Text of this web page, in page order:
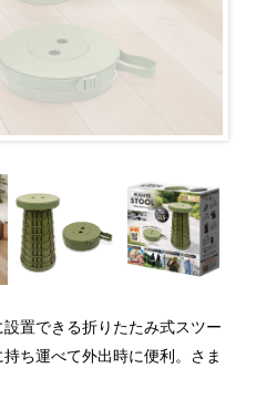
置できる折りたたみ式スツー
ち運べて外出時に便利。さま